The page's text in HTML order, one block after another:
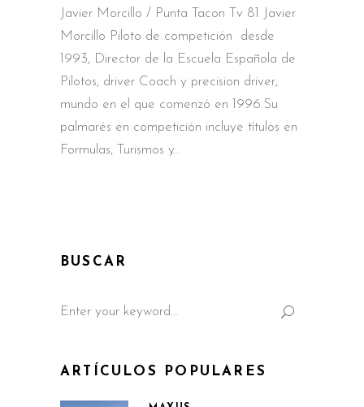
Javier Morcillo / Punta Tacon Tv 81 Javier
Morcillo Piloto de competición desde
1993, Director de la Escuela Española de
Pilotos, driver Coach y precision driver,
mundo en el que comenzó en 1996.Su
palmarés en competición incluye títulos en
Formulas, Turismos y
BUSCAR
for:
ARTÍCULOS POPULARES